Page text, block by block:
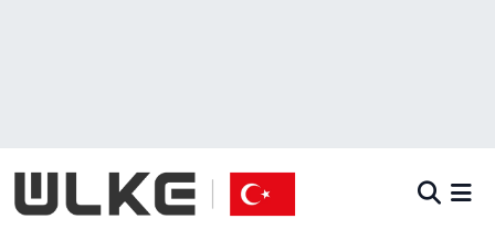
Gündem
Gündem
İstanbul Namaz Vakitleri